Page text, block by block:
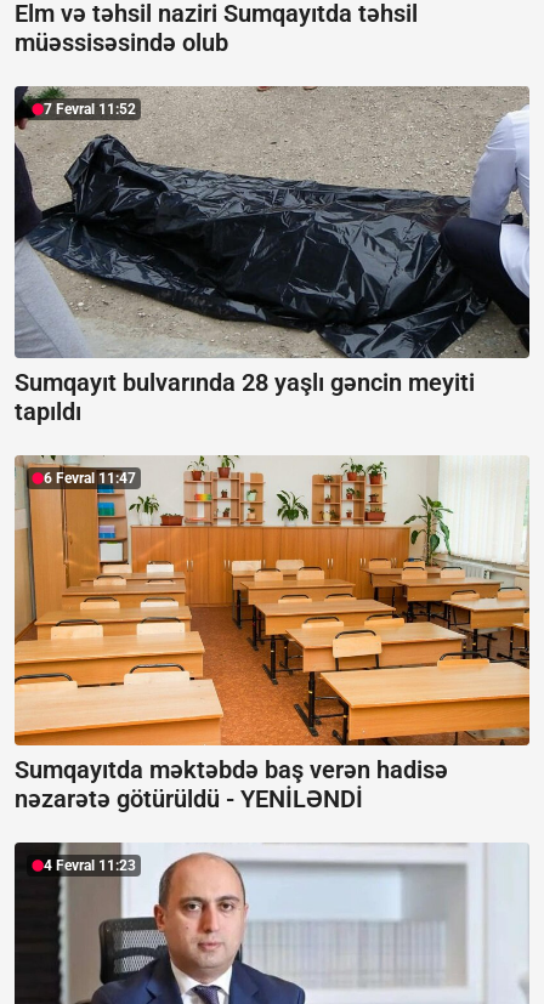
Elm və təhsil naziri Sumqayıtda təhsil
müəssisəsində olub
7 Fevral 11:52
Sumqayıt bulvarında 28 yaşlı gəncin meyiti
tapıldı
6 Fevral 11:47
Sumqayıtda məktəbdə baş verən hadisə
nəzarətə götürüldü - YENİLƏNDİ
4 Fevral 11:23